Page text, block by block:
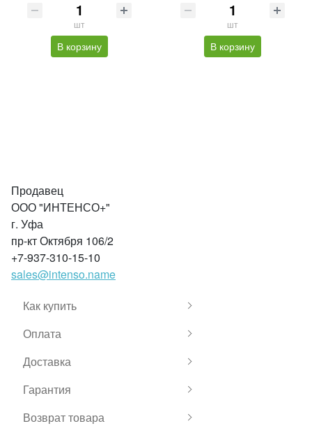
шт
В корзину
шт
В корзину
Продавец
ООО "ИНТЕНСО+"
г. Уфа
пр-кт Октября 106/2
+7-937-310-15-10
sales@intenso.name
Как купить
Оплата
Доставка
Гарантия
Возврат товара